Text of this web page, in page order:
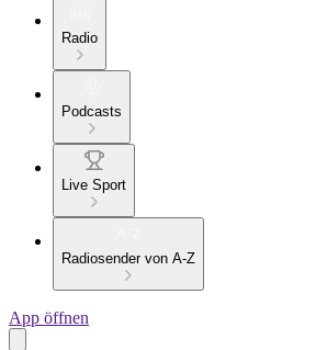
Radio
Podcasts
Live Sport
Radiosender von A-Z
App öffnen